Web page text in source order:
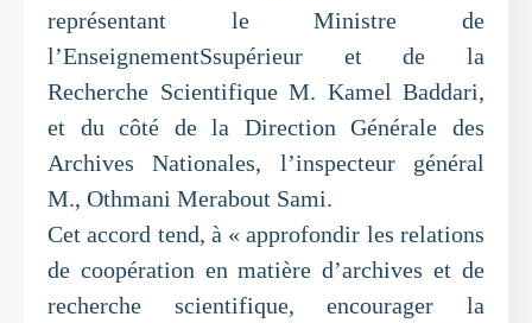
représentant le Ministre de
l’EnseignementSsupérieur et de la
Recherche Scientifique M. Kamel Baddari,
et du côté de la Direction Générale des
Archives Nationales, l’inspecteur général
M., Othmani Merabout Sami.
Cet accord tend, à « approfondir les relations
de coopération en matière d’archives et de
recherche scientifique, encourager la